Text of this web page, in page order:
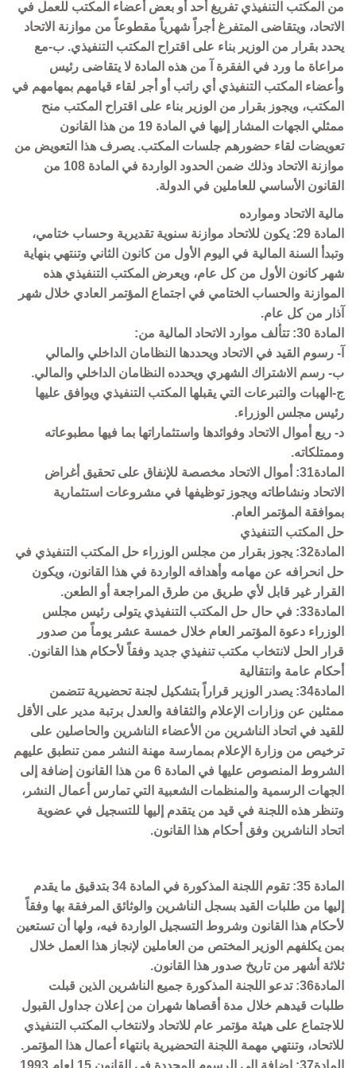
من المكتب التنفيذي تفريغ أحد أو بعض أعضاء المكتب للعمل في
الاتحاد، ويتقاضى المتفرغ أجراً شهرياً مقطوعاً من موازنة الاتحاد
يحدد بقرار من الوزير بناء على اقتراح المكتب التنفيذي. ب-مع
مراعاة ما ورد في الفقرة آ من هذه المادة لا يتقاضى رئيس
وأعضاء المكتب التنفيذي أي راتب أو أجر لقاء قيامهم بمهامهم في
المكتب، ويجوز بقرار من الوزير بناء على اقتراح المكتب منح
ممثلي الجهات المشار إليها في المادة 19 من هذا القانون
تعويضات لقاء حضورهم جلسات المكتب. يصرف هذا التعويض من
موازنة الاتحاد وذلك ضمن الحدود الواردة في المادة 108 من
القانون الأساسي للعاملين في الدولة.
مالية الاتحاد وموارده
المادة 29: يكون للاتحاد موازنة سنوية تقديرية وحساب ختامي،
وتبدأ السنة المالية في اليوم الأول من كانون الثاني وتنتهي بنهاية
شهر كانون الأول من كل عام، ويعرض المكتب التنفيذي هذه
الموازنة والحساب الختامي في اجتماع المؤتمر العادي خلال شهر
آذار من كل عام.
المادة 30: تتألف موارد الاتحاد المالية من:
آ- رسوم القيد في الاتحاد ويحددها النظامان الداخلي والمالي
ب- رسم الاشتراك الشهري ويحدده النظامان الداخلي والمالي.
ج-الهبات والتبرعات التي يقبلها المكتب التنفيذي ويوافق عليها
رئيس مجلس الوزراء.
د- ريع أموال الاتحاد وفوائدها واستثماراتها بما فيها مطبوعاته
وممتلكاته.
المادة31: أموال الاتحاد مخصصة للإنفاق على تحقيق أغراض
الاتحاد ونشاطاته ويجوز توظيفها في مشروعات استثمارية
بموافقة المؤتمر العام.
حل المكتب التنفيذي
المادة32: يجوز بقرار من مجلس الوزراء حل المكتب التنفيذي في
حل انحرافه عن مهامه وأهدافه الواردة في هذا القانون، ويكون
القرار غير قابل لأي طريق من طرق المراجعة أو الطعن.
المادة33: في حال حل المكتب التنفيذي يتولى رئيس مجلس
الوزراء دعوة المؤتمر العام خلال خمسة عشر يوماً من صدور
قرار الحل لانتخاب مكتب تنفيذي جديد وفقاً لأحكام هذا القانون.
أحكام عامة وانتقالية
المادة34: يصدر الوزير قراراً بتشكيل لجنة تحضيرية تتضمن
ممثلين عن وزارات الإعلام والثقافة والعدل برتبة مدير على الأقل
للقيد في اتحاد الناشرين من الأعضاء الناشرين والحاصلين على
ترخيص من وزارة الإعلام بممارسة مهنة النشر ممن تنطبق عليهم
الشروط المنصوص عليها في المادة 6 من هذا القانون إضافة إلى
الجهات الرسمية والمنظمات الشعبية التي تمارس أعمال النشر،
وتنظر هذه اللجنة في قيد من يتقدم إليها للتسجيل في عضوية
اتحاد الناشرين وفق أحكام هذا القانون.
المادة 35: تقوم اللجنة المذكورة في المادة 34 بتدقيق ما يقدم
إليها من طلبات القيد بسجل الناشرين والوثائق المرفقة بها وفقاً
لأحكام هذا القانون وشروط التسجيل الواردة فيه، ولها أن تستعين
بمن يكلفهم الوزير المختص من العاملين لإنجاز هذا العمل خلال
ثلاثة أشهر من تاريخ صدور هذا القانون.
المادة36: تدعو اللجنة المذكورة جميع الناشرين الذين قبلت
طلبات قيدهم خلال مدة أقصاها شهران من إعلان جداول القبول
للاجتماع على هيئة مؤتمر عام للاتحاد ولانتخاب المكتب التنفيذي
للاتحاد، وتنتهي مهمة اللجنة التحضيرية بانتهاء أعمال هذا المؤتمر.
المادة37: إضافة إلى الرسوم المحددة في القانون 15 لعام 1993